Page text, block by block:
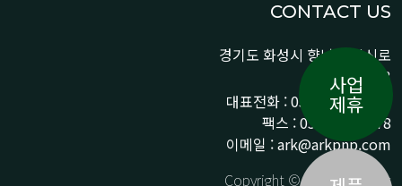
CONTACT US
경기도 화성시 향남읍 상신로
290-13
대표전화 : 031-359-9776 /
팩스 : 031-359-9778
이메일 : ark@arkpnp.com
Copyright © ARK All Rights
사업
제휴